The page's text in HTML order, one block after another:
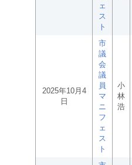
ェ
ス
ト
2025年10月4
日
市
議
会
議
員
マ
ニ
フ
ェ
ス
ト
小
林
浩